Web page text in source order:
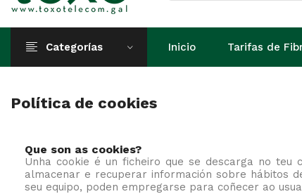
Categorías Inicio Tarifas de
Política de cookies
Que son as cookies?
Unha cookie é un ficheiro que se descarga no teu
almacenar e recuperar información sobre hábitos
seu equipo, poden empregarse para coñecer ao